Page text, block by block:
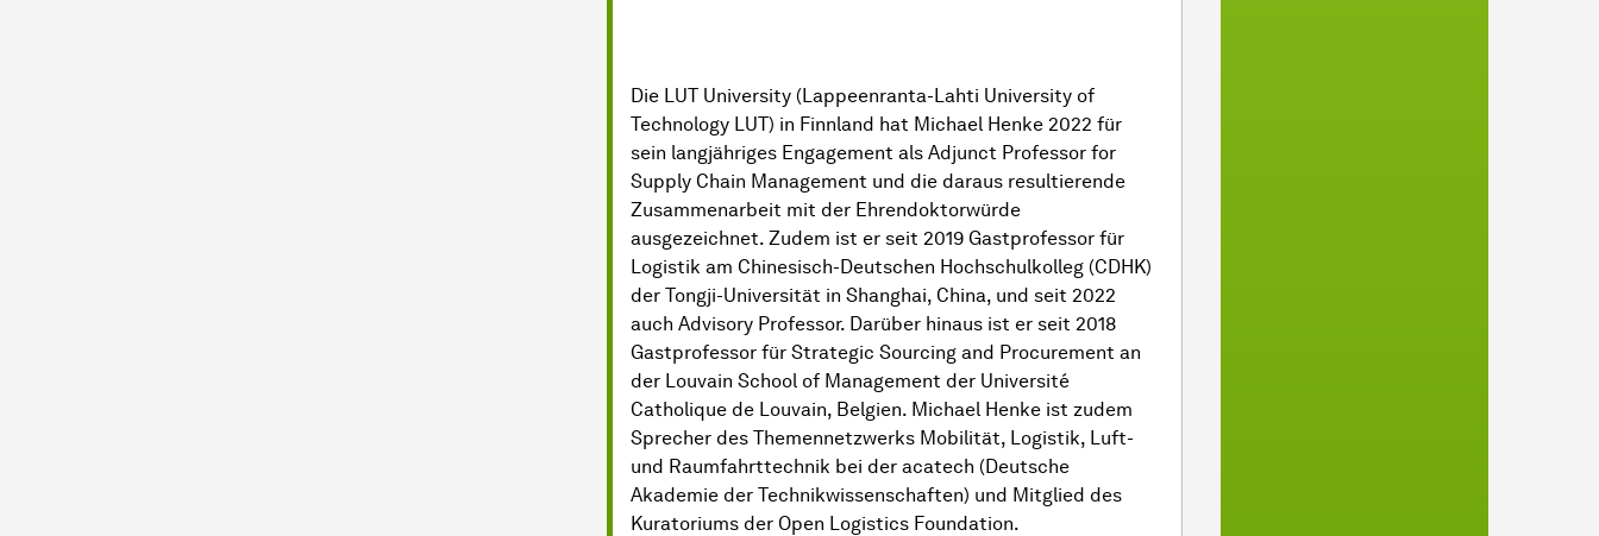
Die LUT University (Lappeenranta-Lahti University of
Technology LUT) in Finnland hat Michael Henke 2022 für
sein langjähriges Engagement als Adjunct Professor for
Supply Chain Management und die daraus resultierende
Zusammenarbeit mit der Ehrendoktorwürde
ausgezeichnet. Zudem ist er seit 2019 Gastprofessor für
Logistik am Chinesisch-Deutschen Hochschulkolleg (CDHK)
der Tongji-Universität in Shanghai, China, und seit 2022
auch Advisory Professor. Darüber hinaus ist er seit 2018
Gastprofessor für Strategic Sourcing and Procurement an
der Louvain School of Management der Université
Catholique de Louvain, Belgien. Michael Henke ist zudem
Sprecher des Themennetzwerks Mobilität, Logistik, Luft-
und Raumfahrttechnik bei der acatech (Deutsche
Akademie der Technikwissenschaften) und Mitglied des
Kuratoriums der Open Logistics Foundation.